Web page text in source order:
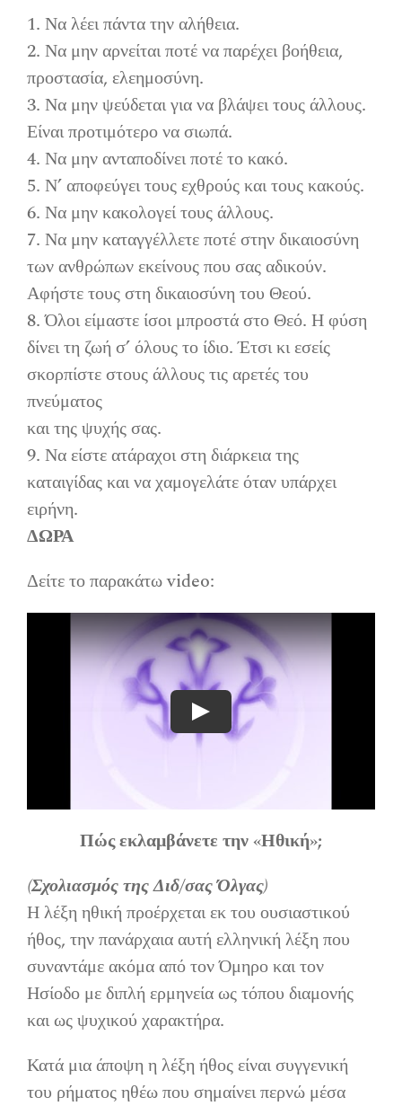
1. Να λέει πάντα την αλήθεια.
2. Να μην αρνείται ποτέ να παρέχει βοήθεια,
προστασία, ελεημοσύνη.
3. Να μην ψεύδεται για να βλάψει τους άλλους.
Είναι προτιμότερο να σιωπά.
4. Να μην ανταποδίνει ποτέ το κακό.
5. Ν’ αποφεύγει τους εχθρούς και τους κακούς.
6. Να μην κακολογεί τους άλλους.
7. Να μην καταγγέλλετε ποτέ στην δικαιοσύνη
των ανθρώπων εκείνους που σας αδικούν.
Αφήστε τους στη δικαιοσύνη του Θεού.
8. Όλοι είμαστε ίσοι μπροστά στο Θεό. Η φύση
δίνει τη ζωή σ’ όλους το ίδιο. Έτσι κι εσείς
σκορπίστε στους άλλους τις αρετές του
πνεύματος
και της ψυχής σας.
9. Να είστε ατάραχοι στη διάρκεια της
καταιγίδας και να χαμογελάτε όταν υπάρχει
ειρήνη.
ΔΩΡΑ
Δείτε το παρακάτω video:
Play
Πώς εκλαμβάνετε την «Ηθική»;
(Σχολιασμός της Διδ/σας Όλγας)
Η λέξη ηθική προέρχεται εκ του ουσιαστικού
ήθος, την πανάρχαια αυτή ελληνική λέξη που
συναντάμε ακόμα από τον Όμηρο και τον
Ησίοδο με διπλή ερμηνεία ως τόπου διαμονής
και ως ψυχικού χαρακτήρα.
Κατά μια άποψη η λέξη ήθος είναι συγγενική
του ρήματος ηθέω που σημαίνει περνώ μέσα